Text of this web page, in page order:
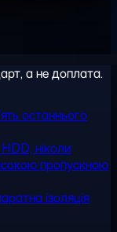
а не доплата.
останнього
ніколи
пропускною
ізоляція